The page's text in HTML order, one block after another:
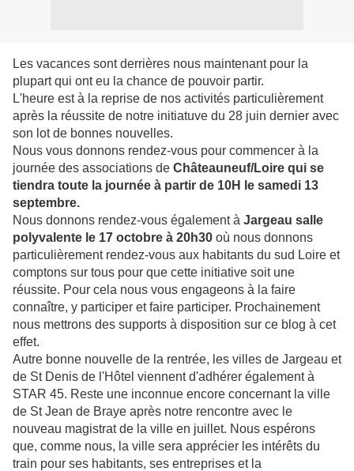
Les vacances sont derrières nous maintenant pour la
plupart qui ont eu la chance de pouvoir partir.
L'heure est à la reprise de nos activités particulièrement
après la réussite de notre initiatuve du 28 juin dernier avec
son lot de bonnes nouvelles.
Nous vous donnons rendez-vous pour commencer à la
journée des associations de Châteauneuf/Loire qui se
tiendra toute la journée à partir de 10H le samedi 13
septembre.
Nous donnons rendez-vous également à Jargeau salle
polyvalente le 17 octobre à 20h30 où nous donnons
particulièrement rendez-vous aux habitants du sud Loire et
comptons sur tous pour que cette initiative soit une
réussite. Pour cela nous vous engageons à la faire
connaître, y participer et faire participer. Prochainement
nous mettrons des supports à disposition sur ce blog à cet
effet.
Autre bonne nouvelle de la rentrée, les villes de Jargeau et
de St Denis de l'Hôtel viennent d'adhérer également à
STAR 45. Reste une inconnue encore concernant la ville
de St Jean de Braye après notre rencontre avec le
nouveau magistrat de la ville en juillet. Nous espérons
que, comme nous, la ville sera apprécier les intérêts du
train pour ses habitants, ses entreprises et la